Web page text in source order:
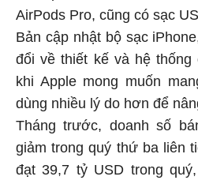
AirPods Pro, cũng có sạc
Bản cập nhật bộ sạc
đổi về thiết kế và hệ
khi Apple mong muốn
dùng nhiều lý do hơn để
Tháng trước, doanh số
giảm trong quý thứ ba liên
đạt 39,7 tỷ USD trong